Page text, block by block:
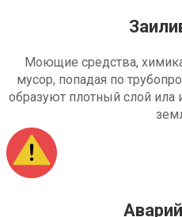
Моющие средства,
мусор, попадая по
образуют плотный слой ила